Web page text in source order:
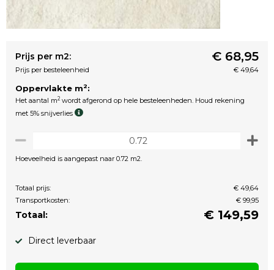
Prijs per m2: € 68,95
Prijs per besteleenheid € 49,64
Oppervlakte m2:
Het aantal m2 wordt afgerond op hele besteleenheden. Houd rekening
met 5% snijverlies
Hoeveelheid is aangepast naar 0.72 m2.
Totaal prijs:
€ 49,64
Transportkosten:
€ 99,95
Totaal: € 149,59
Direct leverbaar